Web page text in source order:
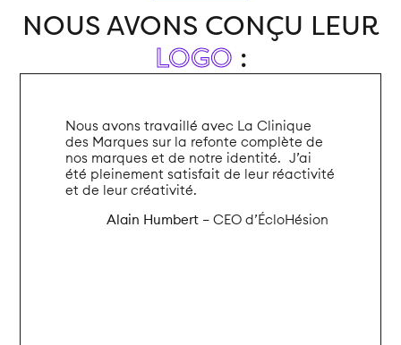
NOUS AVONS CONÇU LEUR
LOGO :
Nous avons travaillé avec La Clinique
des Marques sur la refonte complète de
nos marques et de notre identité. J’ai
été pleinement satisfait de leur réactivité
et de leur créativité.
Alain Humbert– CEO d’ÉcloHésion